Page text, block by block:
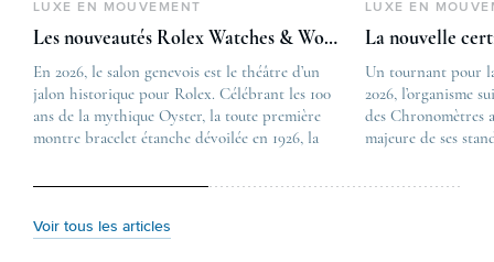
Voir tous les articles
LUXE EN MOUVEMENT
Les nouveautés Rolex Watches & Wonders 2026
En 2026, le salon genevois est le théâtre d’un
jalon historique pour Rolex. Célébrant les 100
ans de la mythique Oyster, la toute première
montre bracelet étanche dévoilée en 1926, la
métallurgique à la réinterprétation esthétique
The post
Les nouveautés
first appeared on
Lovetime
LUXE EN
La nouvelle
Un tournant pour
2026, l’organisme
des Chronomètres
majeure de ses